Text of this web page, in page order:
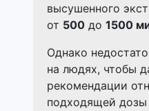
высушенного
от 500 до 1500
Однако
на людях, чтобы
рекомендации
подходящей дозы